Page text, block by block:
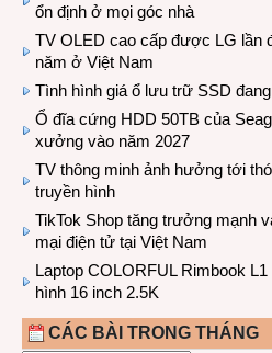
ổn định ở mọi góc nhà
TV OLED cao cấp được LG lần
năm ở Việt Nam
Tình hình giá ổ lưu trữ SSD
Ổ đĩa cứng HDD 50TB của
xưởng vào năm 2027
TV thông minh ảnh hưởng tới
truyền hình
TikTok Shop tăng trưởng mạnh
mại điện tử tại Việt Nam
Laptop COLORFUL Rimbook
hình 16 inch 2.5K
CÁC BÀI TRONG THÁNG